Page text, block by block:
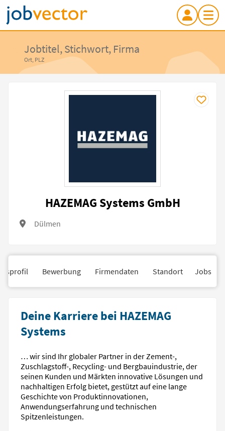
Jobtitel, Stichwort, Firma
Ort, PLZ
HAZEMAG Systems GmbH
Dülmen
Bewerbung Firmendaten Standort Jobs
Deine Karriere bei HAZEMAG
Systems
… wir sind Ihr globaler Partner in der Zement-,
Zuschlagstoff-, Recycling- und Bergbauindustrie, der
seinen Kunden und Märkten innovative Lösungen und
nachhaltigen Erfolg bietet, gestützt auf eine lange
Geschichte von Produktinnovationen,
Anwendungserfahrung und technischen
Spitzenleistungen.